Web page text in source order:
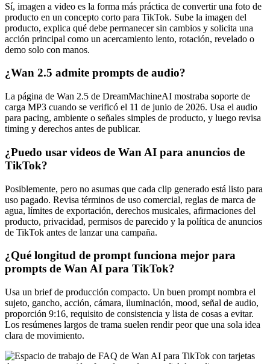
Sí, imagen a video es la forma más práctica de convertir una foto de
producto en un concepto corto para TikTok. Sube la imagen del
producto, explica qué debe permanecer sin cambios y solicita una
acción principal como un acercamiento lento, rotación, revelado o
demo solo con manos.
¿Wan 2.5 admite prompts de audio?
La página de Wan 2.5 de DreamMachineAI mostraba soporte de
carga MP3 cuando se verificó el 11 de junio de 2026. Usa el audio
para pacing, ambiente o señales simples de producto, y luego revisa
timing y derechos antes de publicar.
¿Puedo usar videos de Wan AI para anuncios de
TikTok?
Posiblemente, pero no asumas que cada clip generado está listo para
uso pagado. Revisa términos de uso comercial, reglas de marca de
agua, límites de exportación, derechos musicales, afirmaciones del
producto, privacidad, permisos de parecido y la política de anuncios
de TikTok antes de lanzar una campaña.
¿Qué longitud de prompt funciona mejor para
prompts de Wan AI para TikTok?
Usa un brief de producción compacto. Un buen prompt nombra el
sujeto, gancho, acción, cámara, iluminación, mood, señal de audio,
proporción 9:16, requisito de consistencia y lista de cosas a evitar.
Los resúmenes largos de trama suelen rendir peor que una sola idea
clara de movimiento.